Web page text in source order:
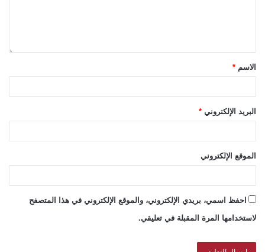
الاسم *
البريد الإلكتروني *
الموقع الإلكتروني
احفظ اسمي، بريدي الإلكتروني، والموقع الإلكتروني في هذا المتصفح
لاستخدامها المرة المقبلة في تعليقي.